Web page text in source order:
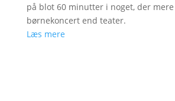
på blot 60 minutter i noget, der
børnekoncert end teater.
Læs mere